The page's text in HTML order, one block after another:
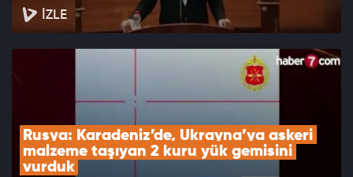
İZLE
Rusya: Karadeniz’de, Ukrayna’ya askeri
malzeme taşıyan 2 kuru yük gemisini
vurduk